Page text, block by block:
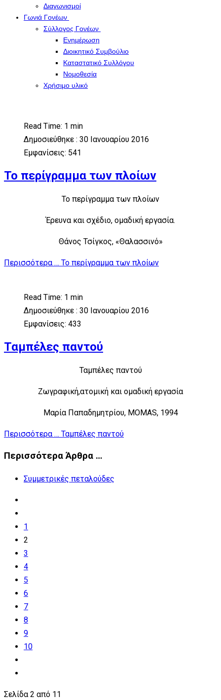
Διαγωνισμοί
Γωνιά Γονέων
Σύλλογος Γονέων
Ενημέρωση
Διοικητικό Συμβούλιο
Καταστατικό Συλλόγου
Νομοθεσία
Χρήσιμο υλικό
Read Time: 1 min
Δημοσιεύθηκε : 30 Ιανουαρίου 2016
Εμφανίσεις: 541
Το περίγραμμα των πλοίων
Το περίγραμμα των πλοίων
Έρευνα και σχέδιο, ομαδική εργασία.
Θάνος Τσίγκος, «Θαλασσινό»
Περισσότερα … Το περίγραμμα των πλοίων
Read Time: 1 min
Δημοσιεύθηκε : 30 Ιανουαρίου 2016
Εμφανίσεις: 433
Ταμπέλες παντού
Ταμπέλες παντού
Ζωγραφική,ατομική και ομαδική εργασία
Μαρία Παπαδημητρίου, ΜΟΜΑS, 1994
Περισσότερα … Ταμπέλες παντού
Περισσότερα Άρθρα …
Συμμετρικές πεταλούδες
1
2
3
4
5
6
7
8
9
10
Σελίδα 2 από 11